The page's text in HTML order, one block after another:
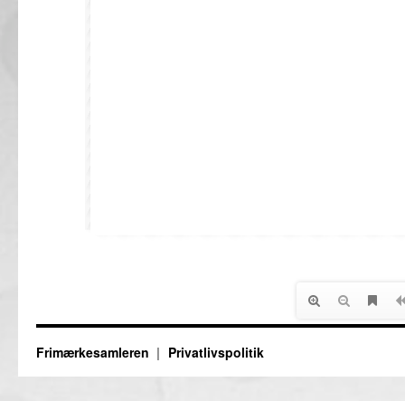
Frimærkesamleren Privatlivspolitik